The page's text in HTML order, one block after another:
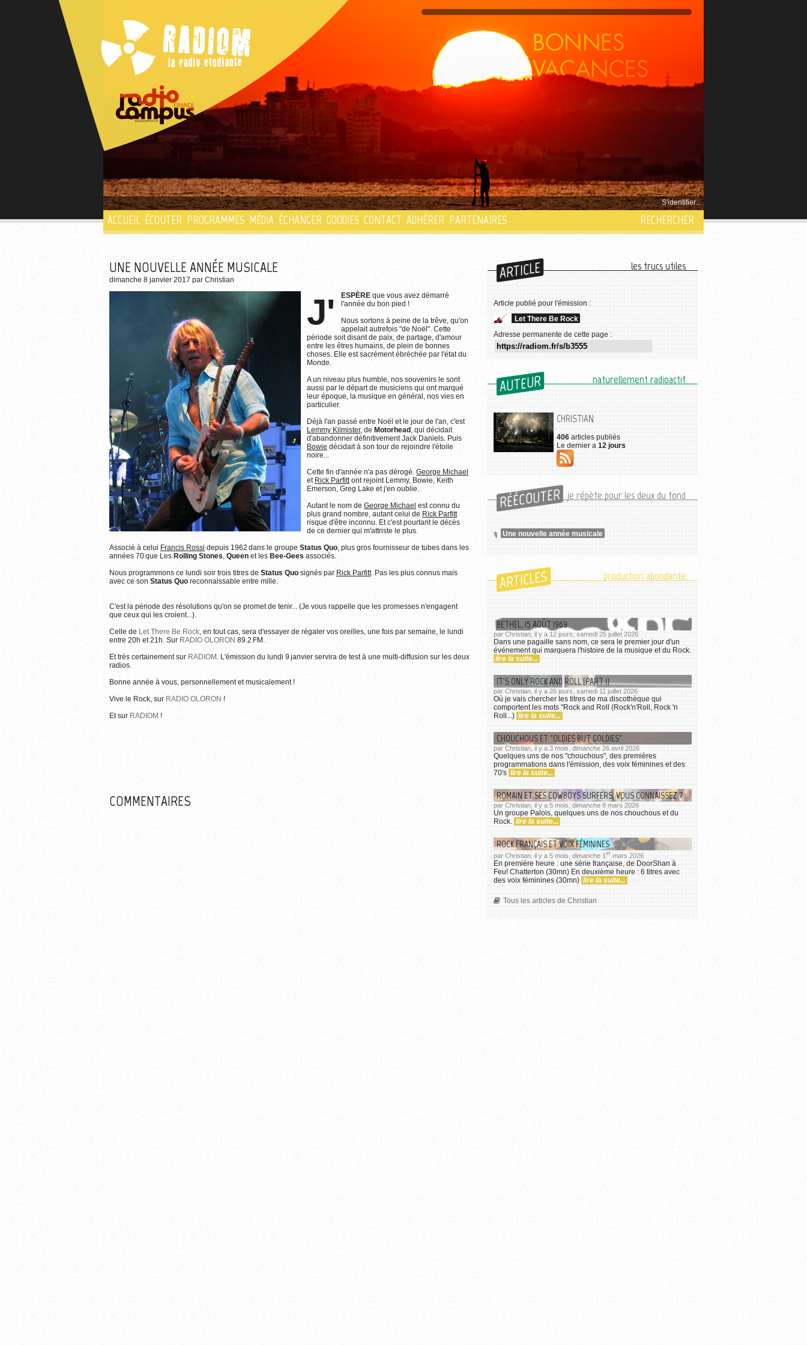
S'identifier...
ACCUEIL ÉCOUTER PROGRAMMES MÉDIA ÉCHANGER GOODIES CONTACT ADHÉRER PARTENAIRES RECHERCHER
UNE NOUVELLE ANNÉE MUSICALE
dimanche 8 janvier 2017 par Christian
Plus d'informations sur l'utilisation des images...
J'ESPÈRE que vous avez démarré
l'année du bon pied !
Nous sortons à peine de la trêve, qu'on
appelait autrefois "de Noël". Cette
période soit disant de paix, de partage, d'amour
entre les êtres humains, de plein de bonnes
choses. Elle est sacrément ébréchée par l'état du
Monde.
A un niveau plus humble, nos souvenirs le sont
aussi par le départ de musiciens qui ont marqué
leur époque, la musique en général, nos vies en
particulier.
Déjà l'an passé entre Noël et le jour de l'an, c'est
Lemmy Kilmister, de Motorhead , qui décidait
d'abandonner définitivement Jack Daniels. Puis
Bowie décidait à son tour de rejoindre l'étoile
noire...
Cette fin d'année n'a pas dérogé. George Michael
et Rick Parfittont rejoint Lemmy, Bowie, Keith
Emerson, Greg Lake et j'en oublie.
Autant le nom de George Michael est connu du
plus grand nombre, autant celui de Rick Parfitt
risque d'être inconnu. Et c'est pourtant le décès
de ce dernier qui m'attriste le plus.
Associé à celui Francis Rossi depuis 1962 dans le groupe Status Quo, plus gros fournisseur de tubes dans les
années 70 que Les Rolling Stones, Queen et les Bee-Gees associés.
Nous programmons ce lundi soir trois titres de Status Quo signés par Rick Parfitt. Pas les plus connus mais
avec ce son Status Quo reconnaissable entre mille.
C'est la période des résolutions qu'on se promet de tenir... (Je vous rappelle que les promesses n'engagent
que ceux qui les croient...).
Celle de Let There Be Rock, en tout cas, sera d'essayer de régaler vos oreilles, une fois par semaine, le lundi
entre 20h et 21h. Sur RADIO OLORON 89.2 FM.
Et très certainement sur RADIOM . L'émission du lundi 9 janvier servira de test à une multi-diffusion sur les deux
radios.
Bonne année à vous, personnellement et musicalement !
Vive le Rock, sur RADIO OLORON !
Et sur RADIOM !
COMMENTAIRES
ARTICLE les trucs utiles
Article publié pour l'émission :
Let There Be Rock
Adresse permanente de cette page :
AUTEUR naturellement radioactif
CHRISTIAN
406 articles publiés
Le dernier a 12 jours
RÉÉCOUTER je répète pour les deux du fond
Une nouvelle année musicale
ARTICLES production abondante
BETHEL, 15 AOÛT 1969
par Christian, il y a 12 jours, samedi 25 juillet 2026
Dans une pagaille sans nom, ce sera le premier jour d'un
événement qui marquera l'histoire de la musique et du Rock.
lire la suite...
IT'S ONLY ROCK AND ROLL (PART.1)
par Christian, il y a 26 jours, samedi 11 juillet 2026
Où je vais chercher les titres de ma discothèque qui
comportent les mots "Rock and Roll (Rock'n'Roll, Rock 'n
Roll...) lire la suite...
CHOUCHOUS ET "OLDIES BUT GOLDIES"
par Christian, il y a 3 mois, dimanche 26 avril 2026
Quelques uns de nos "chouchous", des premières
programmations dans l'émission, des voix féminines et des
70's lire la suite...
ROMAIN ET SES COWBOYS SURFERS, VOUS CONNAISSEZ ?
par Christian, il y a 5 mois, dimanche 8 mars 2026
Un groupe Palois, quelques uns de nos chouchous et du
Rock. lire la suite...
ROCK FRANÇAIS ET VOIX FÉMININES
par Christian, il y a 5 mois, dimanche 1 er mars 2026
En première heure : une série française, de DoorShan à
Feu! Chatterton (30mn) En deuxième heure : 6 titres avec
des voix féminines (30mn) lire la suite...
Tous les articles de Christian